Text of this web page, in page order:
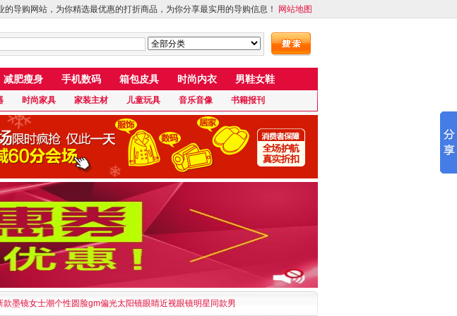
的导购网站，为你精选最优惠的打折商品，为你分享最实用的导购信息！ 网站地图
减肥瘦身 手机数码 箱包皮具 时尚内衣 男鞋女鞋
时尚家具 家装主材 儿童玩具 音乐音像 书籍报刊
款墨镜女士潮个性圆脸gm偏光太阳镜眼睛近视眼镜明星同款男